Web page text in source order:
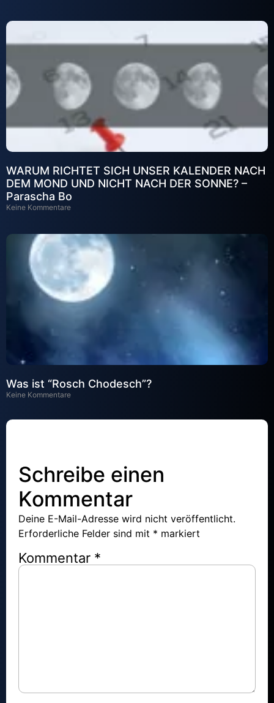
WARUM RICHTET SICH UNSER KALENDER NACH
DEM MOND UND NICHT NACH DER SONNE? –
Parascha Bo
Keine Kommentare
Was ist “Rosch Chodesch”?
Keine Kommentare
Schreibe einen
Kommentar
Deine E-Mail-Adresse wird nicht veröffentlicht.
Erforderliche Felder sind mit * markiert
Kommentar *